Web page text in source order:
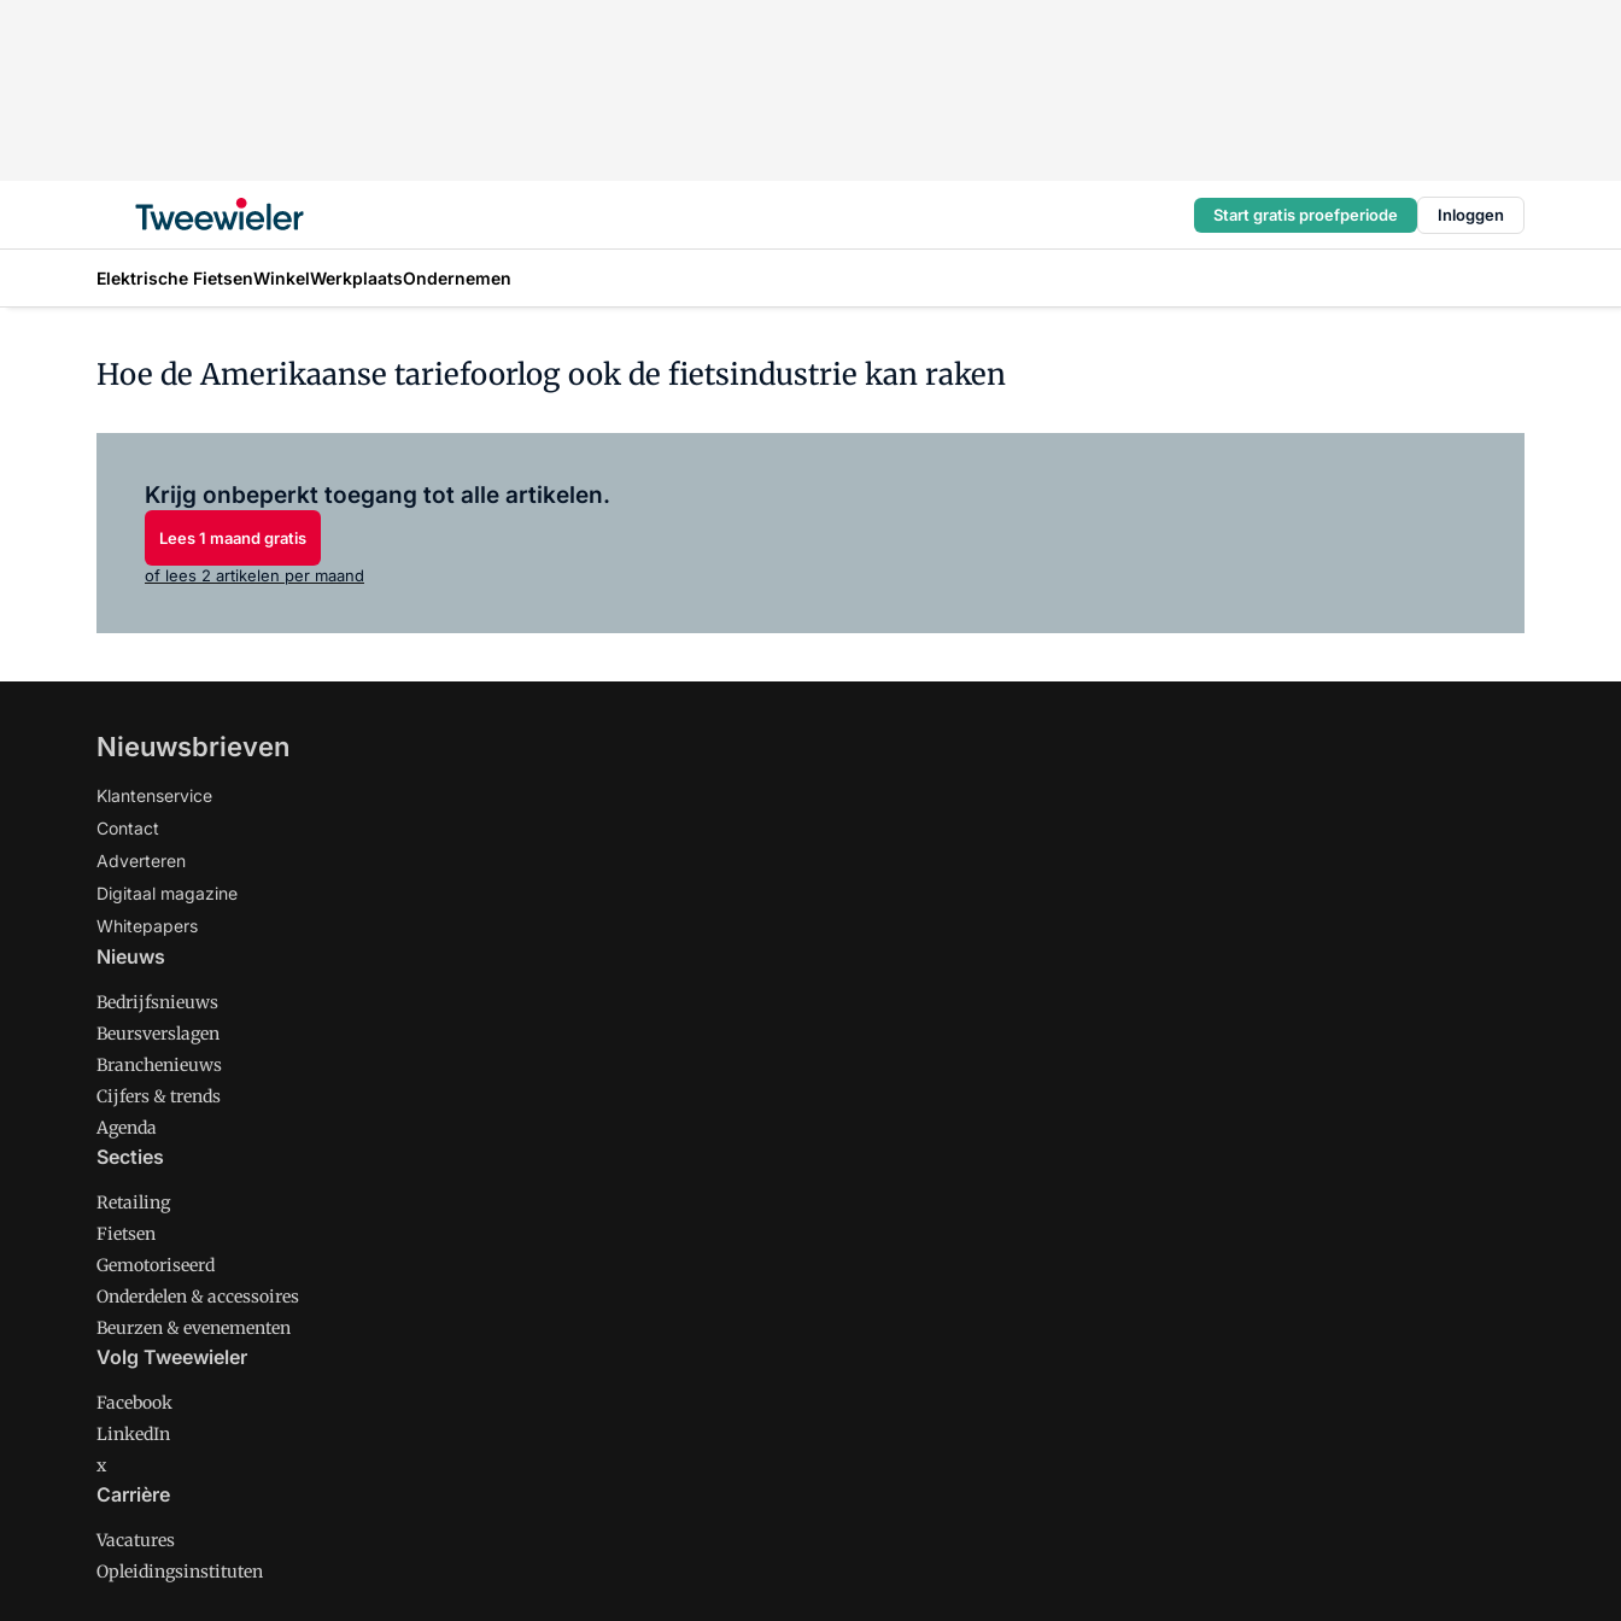
Start gratis proefperiode Inloggen
Elektrische FietsenWinkelWerkplaatsOndernemen
Hoe de Amerikaanse tariefoorlog ook de fietsindustrie kan raken
Krijg onbeperkt toegang tot alle artikelen.
Lees 1 maand gratis
of lees 2 artikelen per maand
Nieuwsbrieven
Klantenservice
Contact
Adverteren
Digitaal magazine
Whitepapers
Nieuws
Bedrijfsnieuws
Beursverslagen
Branchenieuws
Cijfers & trends
Agenda
Secties
Retailing
Fietsen
Gemotoriseerd
Onderdelen & accessoires
Beurzen & evenementen
Volg Tweewieler
Facebook
LinkedIn
x
Carrière
Vacatures
Opleidingsinstituten